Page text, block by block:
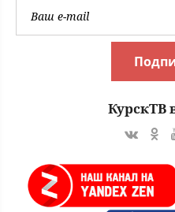
КурскТВ